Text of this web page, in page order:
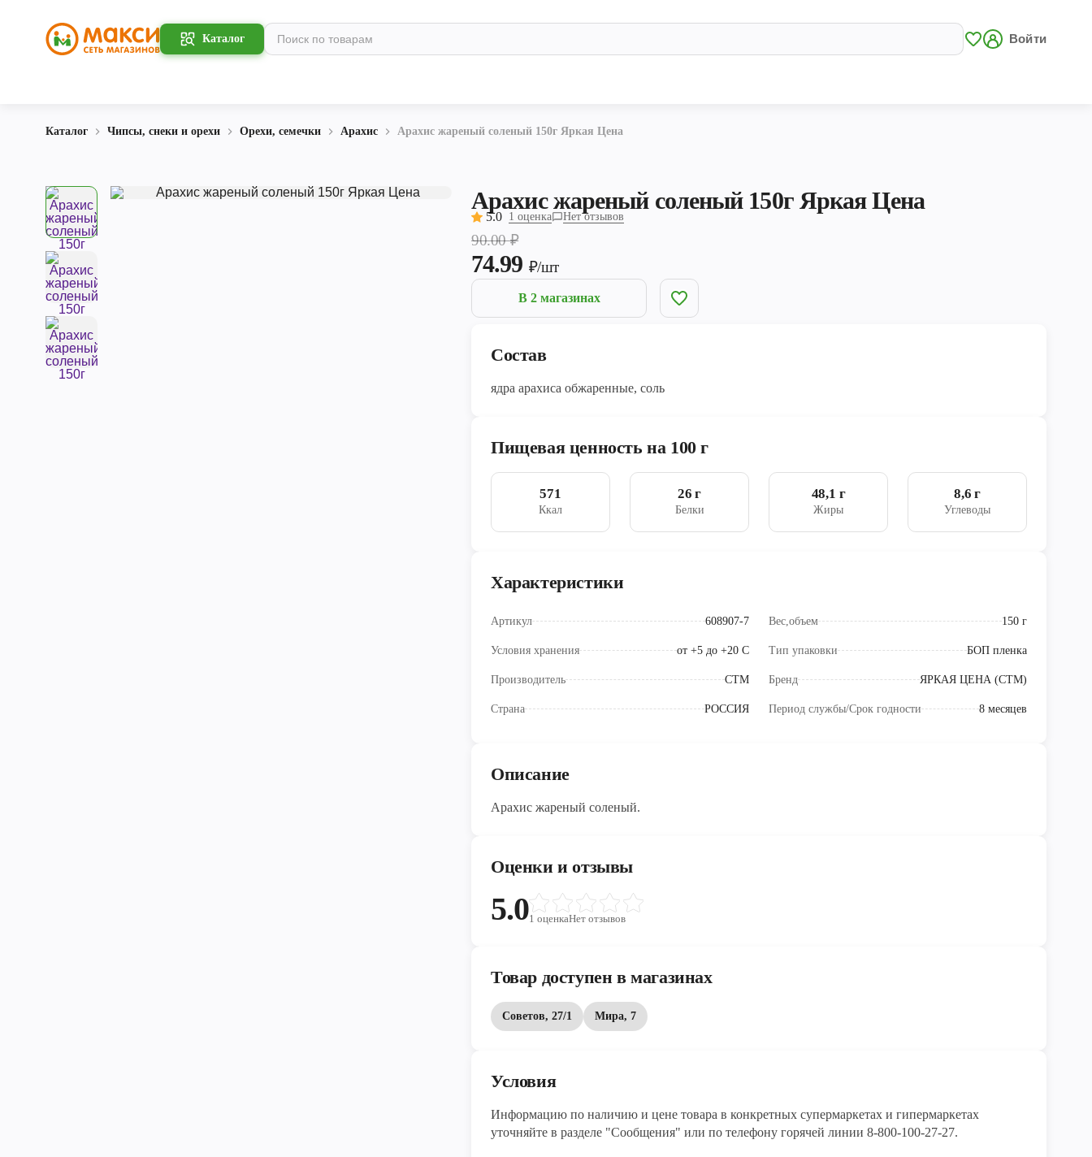
Каталог Войти
Каталог Чипсы, снеки и орехи Орехи, семечки Арахис Арахис жареный соленый 150г Яркая Цена
Арахис жареный соленый 150г Яркая Цена
5.0 1 оценка Нет отзывов
90.00₽
74.99 ₽/шт
В 2 магазинах
Состав
ядра арахиса обжаренные, соль
Пищевая ценность на 100 г
571
Ккал
26 г
Белки
48,1 г
Жиры
8,6 г
Углеводы
Характеристики
Артикул 608907-7 Вес,объем 150 г
Условия хранения от +5 до +20 C Тип упаковки БОП пленка
Производитель СТМ Бренд ЯРКАЯ ЦЕНА (СТМ)
Страна РОССИЯ Период службы/Срок годности 8 месяцев
Описание
Арахис жареный соленый.
Оценки и отзывы
5.01 оценкаНет отзывов
Товар доступен в магазинах
Советов, 27/1 Мира, 7
Условия
Информацию по наличию и цене товара в конкретных супермаркетах и гипермаркетах
уточняйте в разделе "Сообщения" или по телефону горячей линии 8-800-100-27-27.